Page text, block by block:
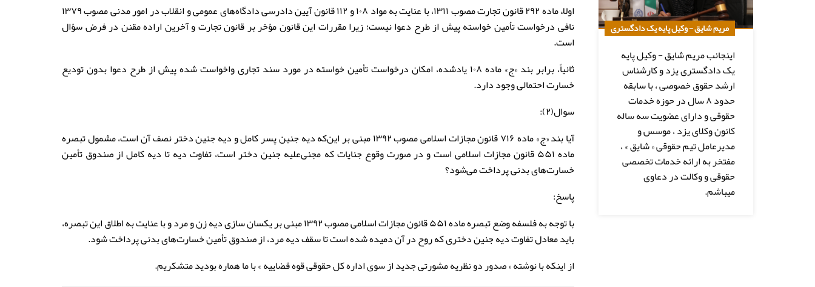
اولاً، ماده ۲۹۲ قانون تجارت مصوب ۱۳۱۱، با عنایت به مواد ۱۰۸ و ۱۱۲ قانون آیین دادرسی دادگاه‌های عمومی و انقلاب در امور مدنی مصوب ۱۳۷۹
نافی درخواست تأمین خواسته پیش از طرح دعوا نیست؛ زیرا مقررات این قانون مؤخر بر قانون تجارت و آخرین اراده مقنن در فرض سؤال
است.
ثانیاً، برابر بند «ج» ماده ۱۰۸ یادشده، امکان درخواست تأمین خواسته در مورد سند تجاری واخواست شده پیش از طرح دعوا بدون تودیع
خسارت احتمالی وجود دارد.
سوال(۲):
آیا بند «ج» ماده ۷۱۶ قانون مجازات اسلامی مصوب ۱۳۹۲ مبنی بر این‌که دیه جنین پسر کامل و دیه جنین دختر نصف آن است، مشمول تبصره
ماده ۵۵۱ قانون مجازات اسلامی است و در صورت وقوع جنایات که مجنی‌علیه جنین دختر است، تفاوت دیه تا دیه کامل از صندوق تأمین
خسارت‌های بدنی پرداخت می‌شود؟
پاسخ:
با توجه به فلسفه وضع تبصره ماده ۵۵۱ قانون مجازات اسلامی مصوب ۱۳۹۲ مبنی بر یکسان‌ سازی دیه زن و مرد و با عنایت به اطلاق این تبصره،
باید معادل تفاوت دیه جنین دختری که روح در آن دمیده شده است تا سقف دیه مرد، از صندوق تأمین خسارت‌های بدنی پرداخت شود.
از اینکه با نوشته « صدور دو نظریه مشورتی جدید از سوی اداره کل حقوقی قوه قضاییه » با ما هماره بودید متشکریم.
مریم شایق - وکیل پایه یک دادگستری
اینجانب مریم شایق - وکیل پایه
یک دادگستری یزد و کارشناس
ارشد حقوق خصوصی ، با سابقه
حدود ۸ سال در حوزه خدمات
حقوقی و دارای عضویت سه ساله
کانون وکلای یزد ، موسس و
مدیرعامل تیم حقوقی « شایق » ،
مفتخر به ارائه خدمات تخصصی
حقوقی و وکالت در دعاوی
میباشم.